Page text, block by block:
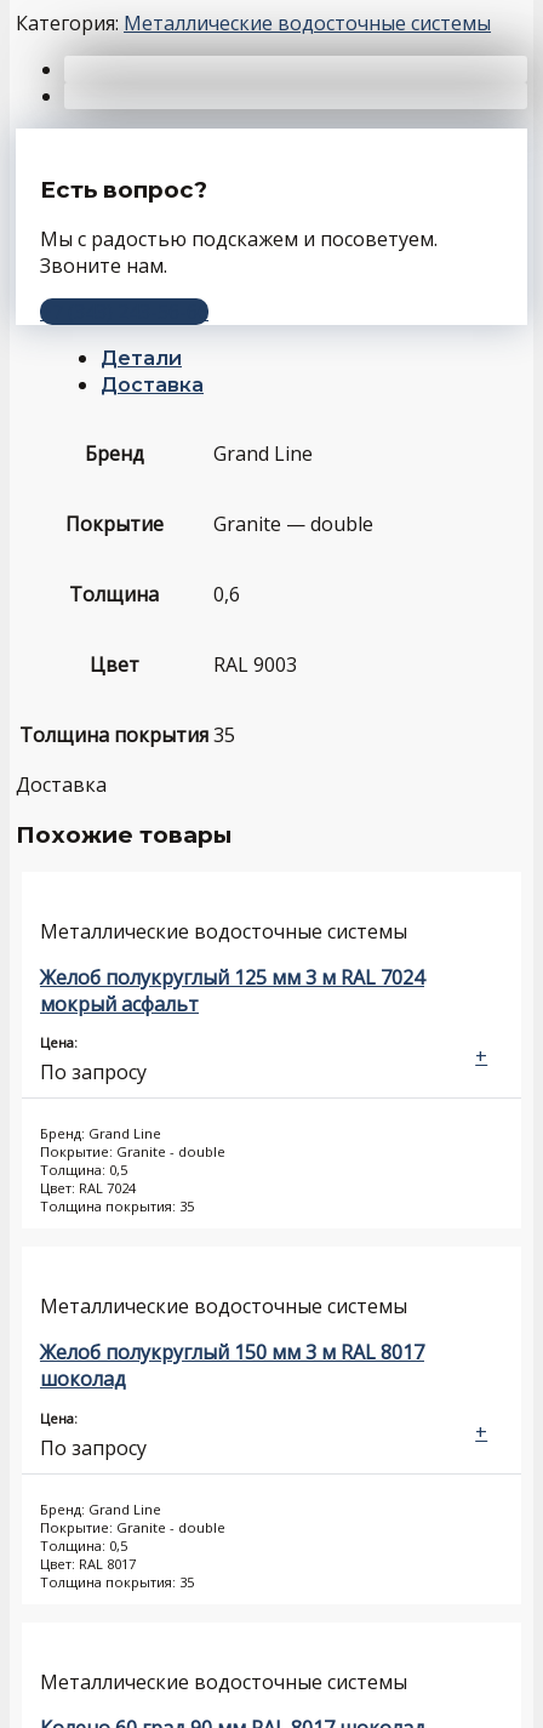
Категория: Металлические водосточные системы
Есть вопрос?
Мы с радостью подскажем и посоветуем.
Звоните нам.
+7 (343) 243-56-66
Детали
Доставка
Бренд Grand Line
Покрытие Granite — double
Толщина 0,6
Цвет RAL 9003
Толщина покрытия35
Доставка
Похожие товары
Металлические водосточные системы
Желоб полукруглый 125 мм 3 м RAL 7024
мокрый асфальт
Цена:
По запросу
Бренд: Grand Line
Покрытие: Granite - double
Толщина: 0,5
Цвет: RAL 7024
Толщина покрытия: 35
+
Металлические водосточные системы
Желоб полукруглый 150 мм 3 м RAL 8017
шоколад
Цена:
По запросу
Бренд: Grand Line
Покрытие: Granite - double
Толщина: 0,5
Цвет: RAL 8017
Толщина покрытия: 35
+
Металлические водосточные системы